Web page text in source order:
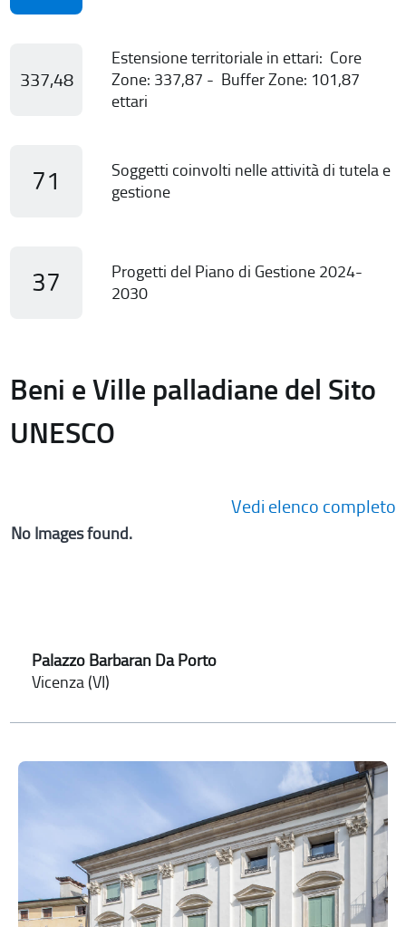
337,48
Estensione territoriale in ettari: Core
Zone: 337,87 - Buffer Zone: 101,87
ettari
71
Soggetti coinvolti nelle attività di tutela e
gestione
37
Progetti del Piano di Gestione 2024-
2030
Beni e Ville palladiane del Sito
UNESCO
Vedi elenco completo
No Images found.
Palazzo Barbaran Da Porto
Vicenza (VI)